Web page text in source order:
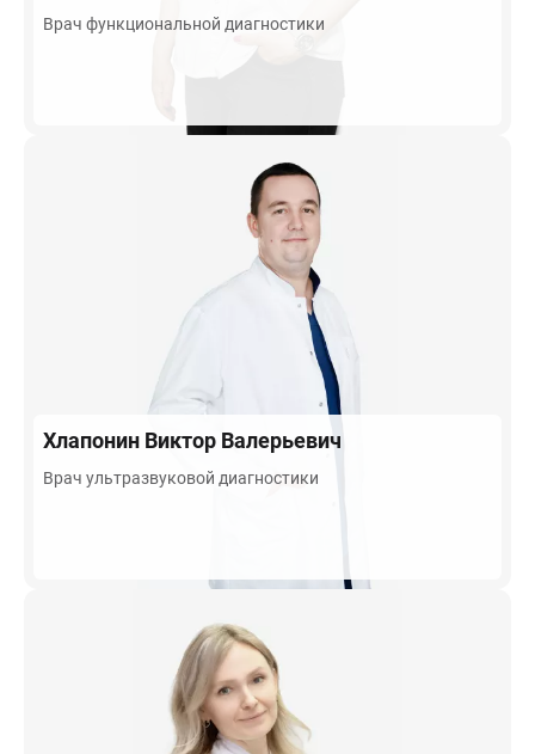
Врач функциональной диагностики
Хлапонин Виктор Валерьевич
Врач ультразвуковой диагностики